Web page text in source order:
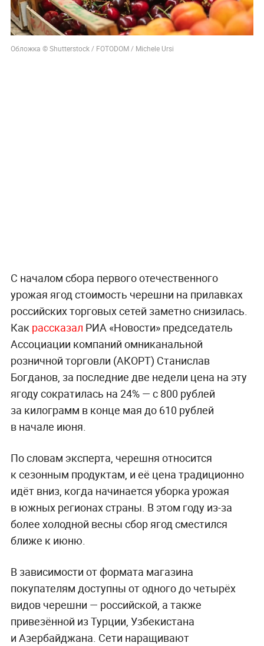
Обложка © Shutterstock / FOTODOM / Michele Ursi
С началом сбора первого отечественного
урожая ягод стоимость черешни на прилавках
российских торговых сетей заметно снизилась.
Как рассказал РИА «Новости» председатель
Ассоциации компаний омниканальной
розничной торговли (АКОРТ) Станислав
Богданов, за последние две недели цена на эту
ягоду сократилась на 24% — с 800 рублей
за килограмм в конце мая до 610 рублей
в начале июня.
По словам эксперта, черешня относится
к сезонным продуктам, и её цена традиционно
идёт вниз, когда начинается уборка урожая
в южных регионах страны. В этом году из-за
более холодной весны сбор ягод сместился
ближе к июню.
В зависимости от формата магазина
покупателям доступны от одного до четырёх
видов черешни — российской, а также
привезённой из Турции, Узбекистана
и Азербайджана. Сети наращивают